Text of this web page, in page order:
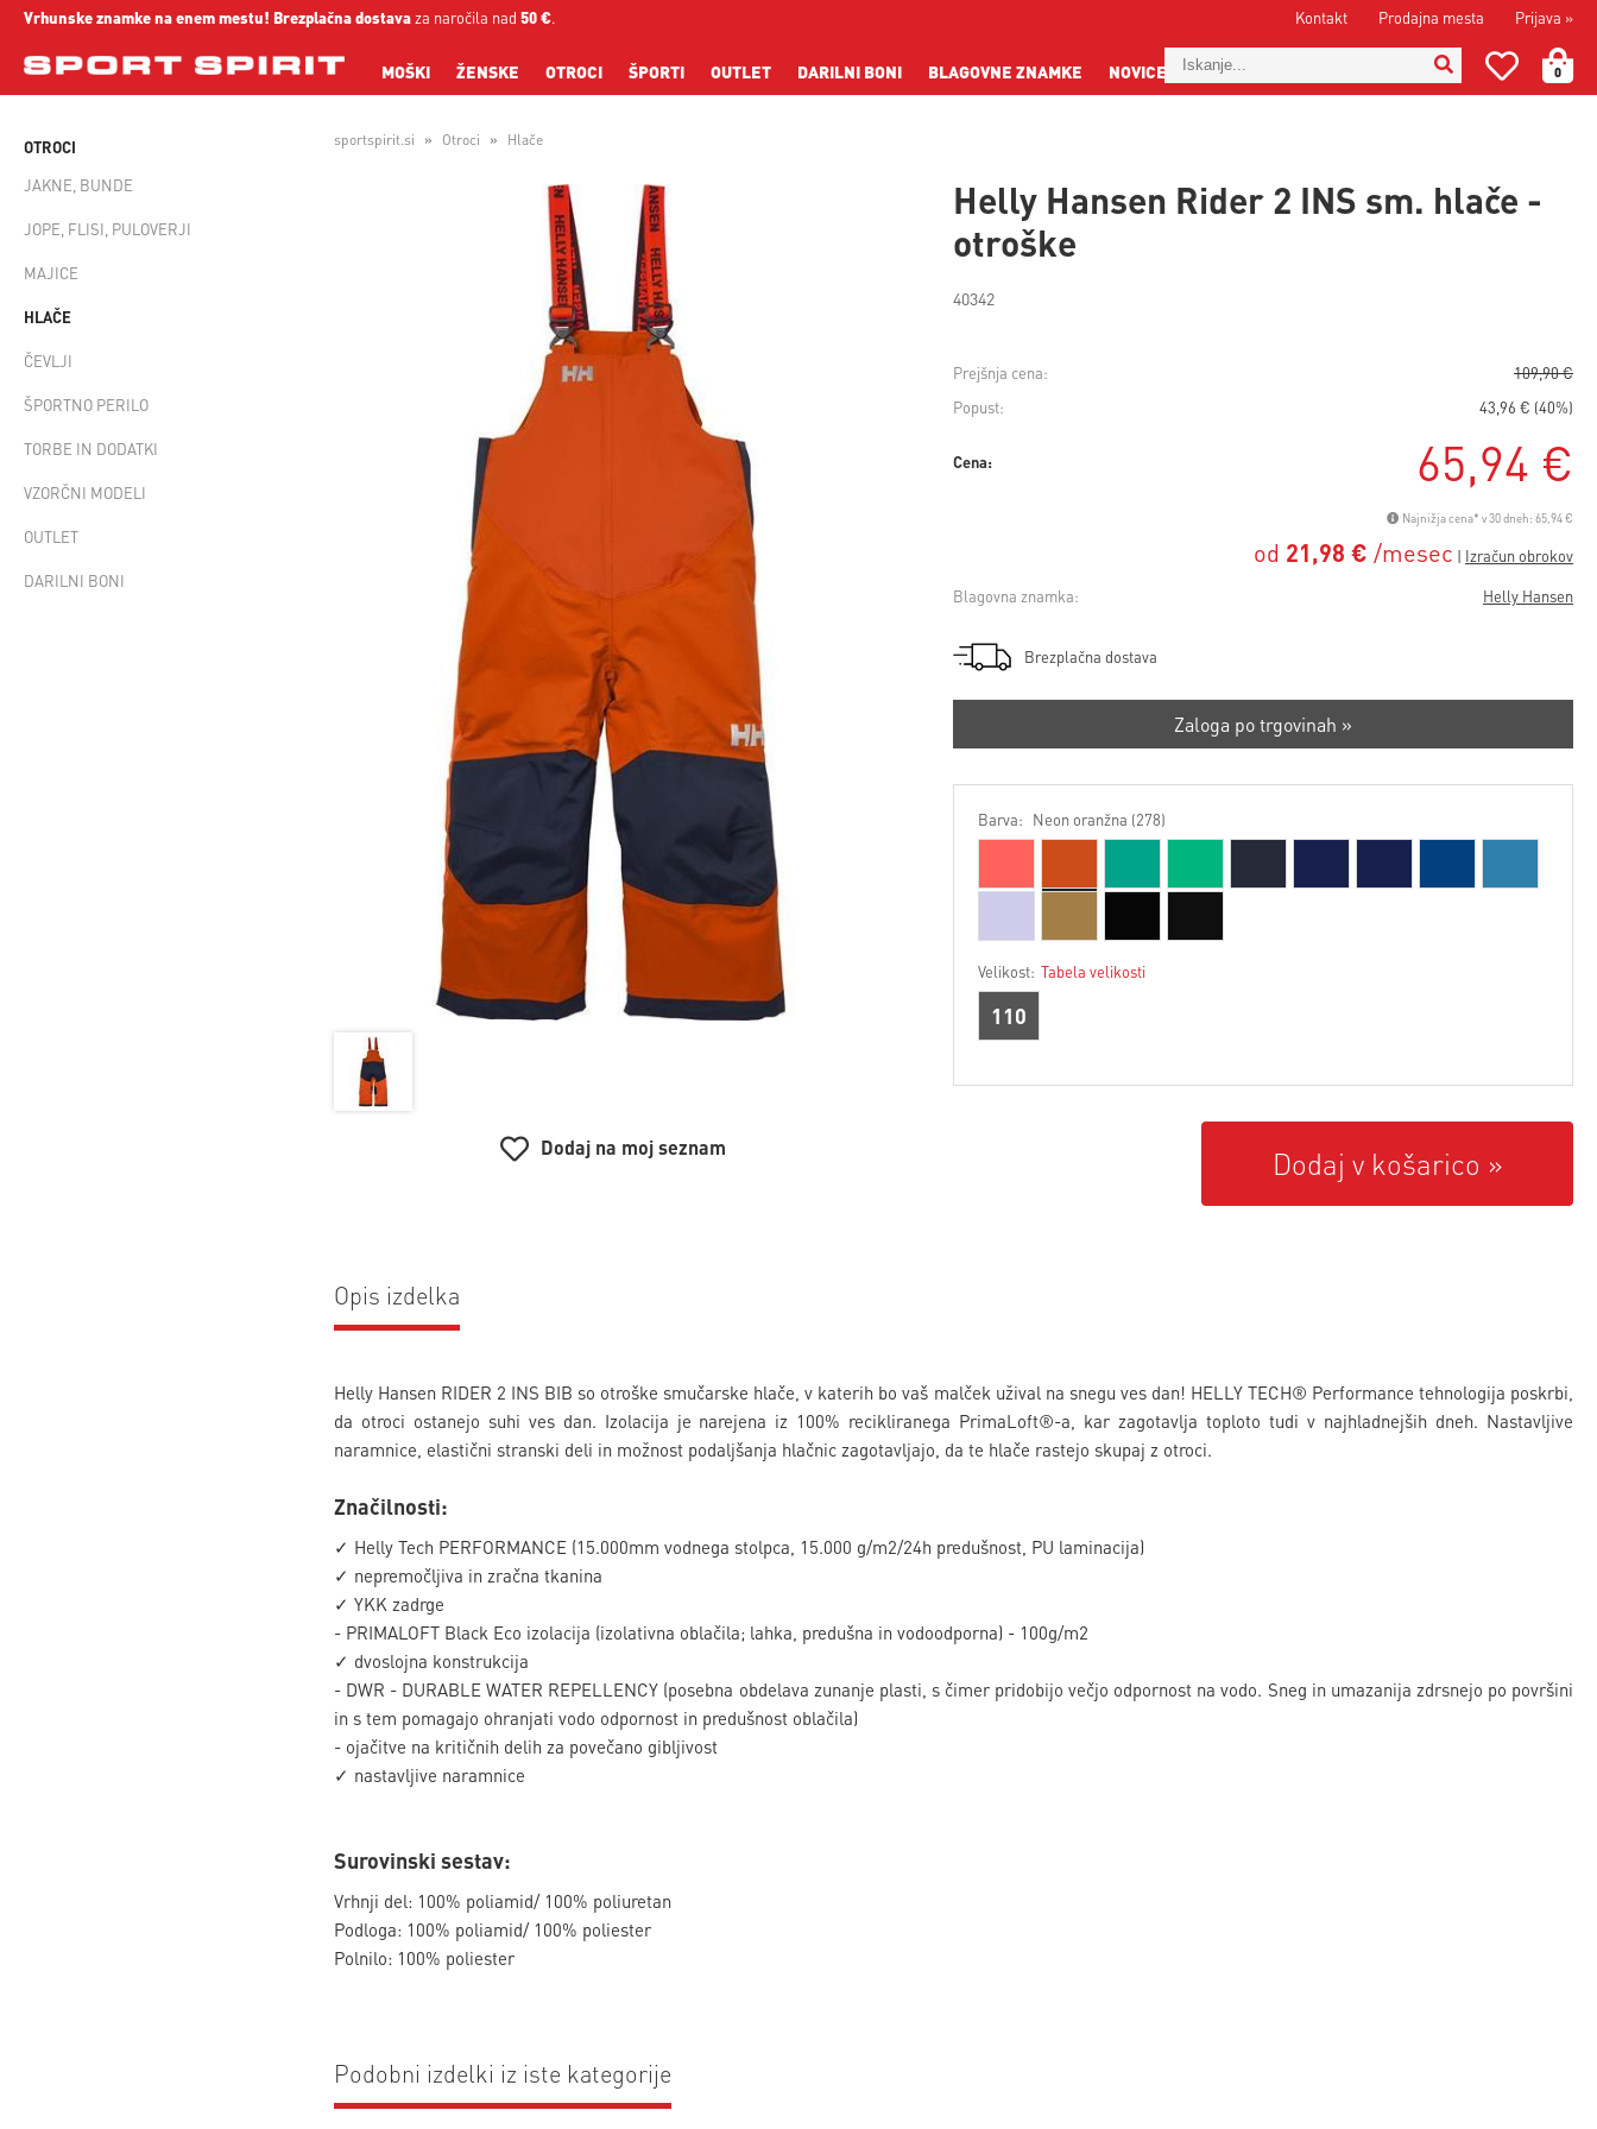
Prijava »
Kontakt Prodajna mesta
Vrhunske znamke na enem mestu! Brezplačna dostavaza naročila nad 50 €.
0
MOŠKI ŽENSKE OTROCI ŠPORTI OUTLET DARILNI BONI BLAGOVNE ZNAMKE NOVICE
OTROCI
JAKNE, BUNDE
JOPE, FLISI, PULOVERJI
MAJICE
HLAČE
ČEVLJI
ŠPORTNO PERILO
TORBE IN DODATKI
VZORČNI MODELI
OUTLET
DARILNI BONI
sportspirit.si Otroci Hlače
Helly Hansen Rider 2 INS sm. hlače -
otroške
40342
Dodaj na moj seznam
Prejšnja cena:
109,90 €
Popust:
43,96 € (40%)
Cena: 65,94 €
Najnižja cena* v 30 dneh: 65,94 €
od 21,98 € /mesec
Blagovna znamka: Helly Hansen
Brezplačna dostava
Zaloga po trgovinah »
Barva: Neon oranžna (278)
Velikost: Tabela velikosti
110
Dodaj v košarico
Opis izdelka
Helly Hansen RIDER 2 INS BIB so otroške smučarske hlače, v katerih bo vaš malček užival na snegu ves dan! HELLY TECH® Performance tehnologija poskrbi,
da otroci ostanejo suhi ves dan. Izolacija je narejena iz 100% recikliranega PrimaLoft®-a, kar zagotavlja toploto tudi v najhladnejših dneh. Nastavljive
naramnice, elastični stranski deli in možnost podaljšanja hlačnic zagotavljajo, da te hlače rastejo skupaj z otroci.
Značilnosti:
✓ Helly Tech PERFORMANCE (15.000mm vodnega stolpca, 15.000 g/m2/24h predušnost, PU laminacija)
✓ nepremočljiva in zračna tkanina
✓ YKK zadrge
- PRIMALOFT Black Eco izolacija (izolativna oblačila; lahka, predušna in vodoodporna) - 100g/m2
✓ dvoslojna konstrukcija
- DWR - DURABLE WATER REPELLENCY (posebna obdelava zunanje plasti, s čimer pridobijo večjo odpornost na vodo. Sneg in umazanija zdrsnejo po površini
in s tem pomagajo ohranjati vodo odpornost in predušnost oblačila)
- ojačitve na kritičnih delih za povečano gibljivost
✓ nastavljive naramnice
Surovinski sestav:
Vrhnji del: 100% poliamid/ 100% poliuretan
Podloga: 100% poliamid/ 100% poliester
Polnilo: 100% poliester
Podobni izdelki iz iste kategorije